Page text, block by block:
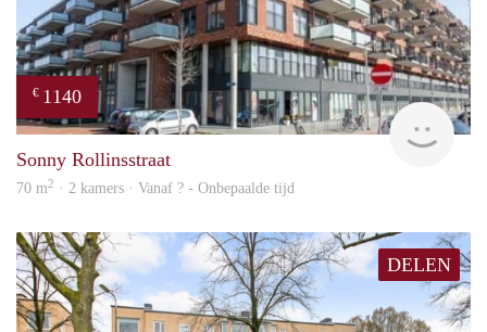
€ 1140
rent
Sonny Rollinsstraat
70 m2 · 2 kamers · Vanaf ? - Onbepaalde tijd
DELEN